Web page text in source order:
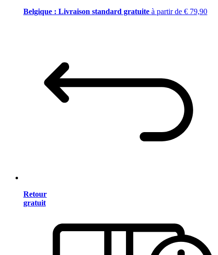
Belgique : Livraison standard gratuite à partir de € 79,90
Retour
gratuit